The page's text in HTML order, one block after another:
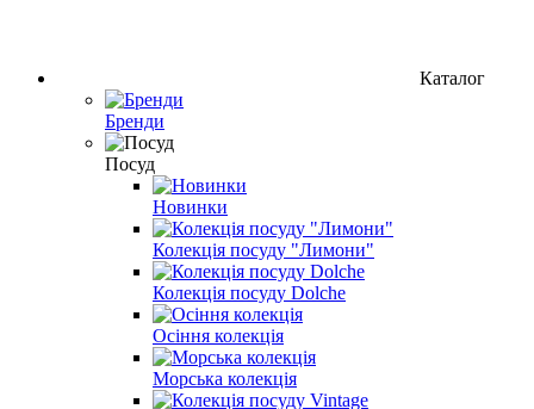
Каталог
Бренди
Посуд
Новинки
Колекція посуду "Лимони"
Колекція посуду Dolche
Осіння колекція
Морська колекція